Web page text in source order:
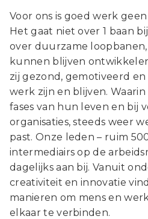
Voor ons is goed werk
Het gaat niet over 1 baan
over duurzame
kunnen blijven
zij gezond, gemotiveerd
werk zijn en blijven.
fases van hun leven en bij
organisaties, steeds weer
past. Onze leden – ruim
intermediairs op de
dagelijks aan bij. Vanuit
creativiteit en innovatie
manieren om mens en
elkaar te verbinden.